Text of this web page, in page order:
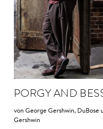
PORGY AND
von George Gershwin,
Gershwin